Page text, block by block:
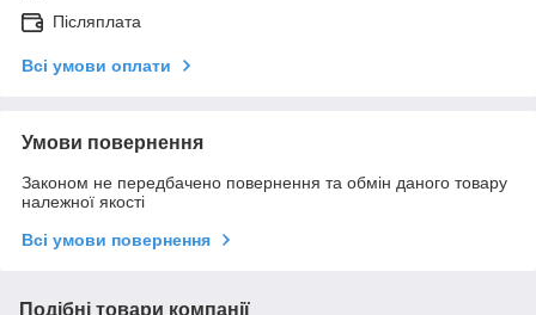
Післяплата
Всі умови оплати
Умови повернення
Законом не передбачено повернення та обмін даного товару
належної якості
Всі умови повернення
Подібні товари компанії